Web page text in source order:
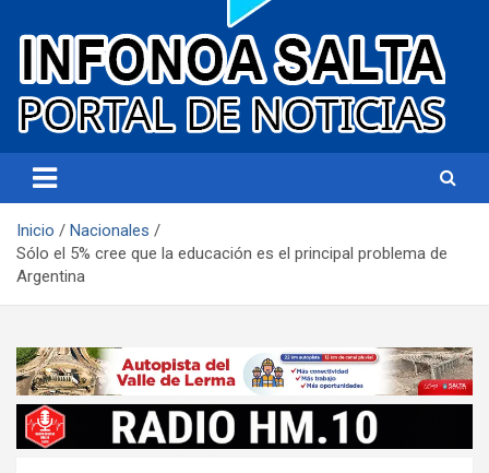
Infonoa Salta
Inicio
Nacionales
Sólo el 5% cree que la educación es el principal problema de
Argentina